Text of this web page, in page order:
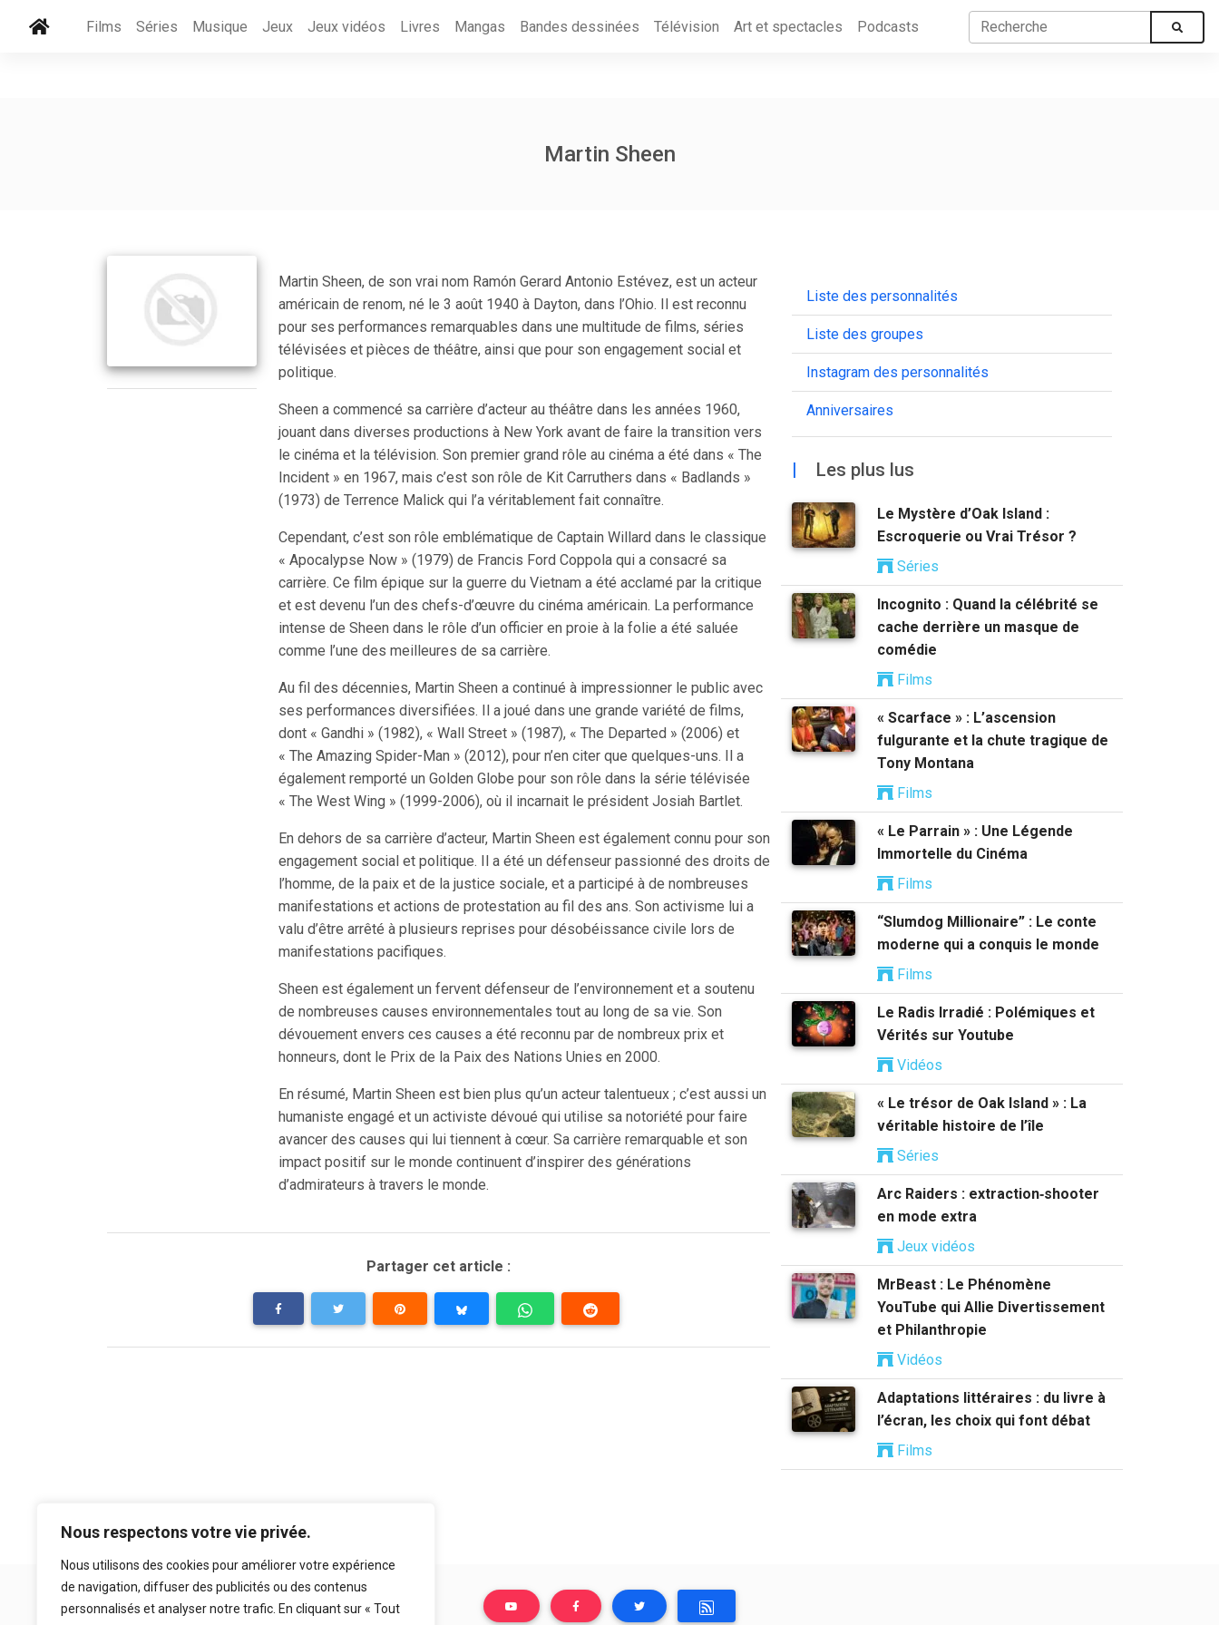
Nous respectons votre vie privée.
Nous utilisons des cookies pour améliorer votre expérience
de navigation, diffuser des publicités ou des contenus
personnalisés et analyser notre trafic. En cliquant sur « Tout
Films Séries Musique Jeux Jeux vidéos Livres Mangas Bandes dessinées Télévision Art et spectacles Podcasts
Martin Sheen
Martin Sheen, de son vrai nom Ramón Gerard Antonio Estévez, est un acteur
américain de renom, né le 3 août 1940 à Dayton, dans l’Ohio. Il est reconnu
pour ses performances remarquables dans une multitude de films, séries
télévisées et pièces de théâtre, ainsi que pour son engagement social et
politique.
Sheen a commencé sa carrière d’acteur au théâtre dans les années 1960,
jouant dans diverses productions à New York avant de faire la transition vers
le cinéma et la télévision. Son premier grand rôle au cinéma a été dans « The
Incident » en 1967, mais c’est son rôle de Kit Carruthers dans « Badlands »
(1973) de Terrence Malick qui l’a véritablement fait connaître.
Cependant, c’est son rôle emblématique de Captain Willard dans le classique
« Apocalypse Now » (1979) de Francis Ford Coppola qui a consacré sa
carrière. Ce film épique sur la guerre du Vietnam a été acclamé par la critique
et est devenu l’un des chefs-d’œuvre du cinéma américain. La performance
intense de Sheen dans le rôle d’un officier en proie à la folie a été saluée
comme l’une des meilleures de sa carrière.
Au fil des décennies, Martin Sheen a continué à impressionner le public avec
ses performances diversifiées. Il a joué dans une grande variété de films,
dont « Gandhi » (1982), « Wall Street » (1987), « The Departed » (2006) et
« The Amazing Spider-Man » (2012), pour n’en citer que quelques-uns. Il a
également remporté un Golden Globe pour son rôle dans la série télévisée
« The West Wing » (1999-2006), où il incarnait le président Josiah Bartlet.
En dehors de sa carrière d’acteur, Martin Sheen est également connu pour son
engagement social et politique. Il a été un défenseur passionné des droits de
l’homme, de la paix et de la justice sociale, et a participé à de nombreuses
manifestations et actions de protestation au fil des ans. Son activisme lui a
valu d’être arrêté à plusieurs reprises pour désobéissance civile lors de
manifestations pacifiques.
Sheen est également un fervent défenseur de l’environnement et a soutenu
de nombreuses causes environnementales tout au long de sa vie. Son
dévouement envers ces causes a été reconnu par de nombreux prix et
honneurs, dont le Prix de la Paix des Nations Unies en 2000.
En résumé, Martin Sheen est bien plus qu’un acteur talentueux ; c’est aussi un
humaniste engagé et un activiste dévoué qui utilise sa notoriété pour faire
avancer des causes qui lui tiennent à cœur. Sa carrière remarquable et son
impact positif sur le monde continuent d’inspirer des générations
d’admirateurs à travers le monde.
Partager cet article :
Liste des personnalités
Liste des groupes
Instagram des personnalités
Anniversaires
| Les plus lus
Le Mystère d’Oak Island :
Escroquerie ou Vrai Trésor ?
Séries
Incognito : Quand la célébrité se
cache derrière un masque de
comédie
Films
« Scarface » : L’ascension
fulgurante et la chute tragique de
Tony Montana
Films
« Le Parrain » : Une Légende
Immortelle du Cinéma
Films
“Slumdog Millionaire” : Le conte
moderne qui a conquis le monde
Films
Le Radis Irradié : Polémiques et
Vérités sur Youtube
Vidéos
« Le trésor de Oak Island » : La
véritable histoire de l’île
Séries
Arc Raiders : extraction‑shooter
en mode extra
Jeux vidéos
MrBeast : Le Phénomène
YouTube qui Allie Divertissement
et Philanthropie
Vidéos
Adaptations littéraires : du livre à
l’écran, les choix qui font débat
Films